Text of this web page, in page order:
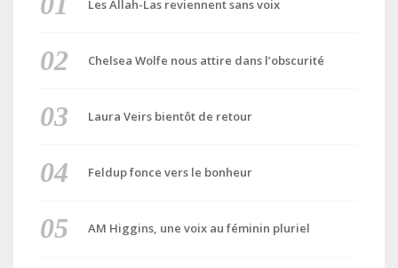
Les Allah-Las reviennent sans voix
Chelsea Wolfe nous attire dans l’obscurité
Laura Veirs bientôt de retour
Feldup fonce vers le bonheur
AM Higgins, une voix au féminin pluriel